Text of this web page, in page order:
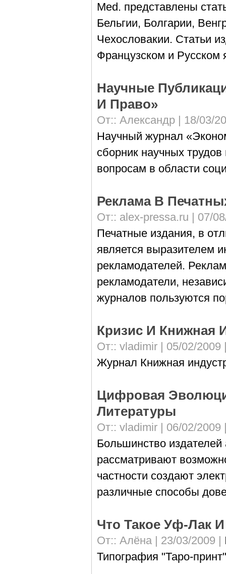
Med. представлены
Бельгии, Болгарии,
Чехословакии. Статьи
Французском и Русском
Научные
И Право»
От:: Александр | 18/03/
Научный журнал
сборник научных
вопросам в области
Реклама В
От:: alex-pressa.ru | 07/
Печатные издания, в
является выразителем
рекламодателей.
рекламодатели,
журналов пользуются
Кризис И Книжная
От:: vladimir | 05/02/
Журнал Книжная
Цифровая
Литературы
От:: vladimir | 06/02/
Большинство
рассматривают
частности создают
различные способы
Что Такое Уф-Лак
От:: Алёна | 23/03/2009 |
Типография "Таро-принт"